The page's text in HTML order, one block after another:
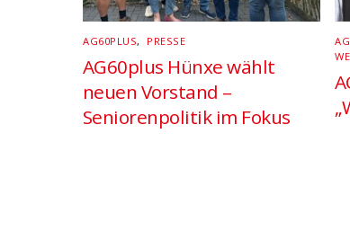
AG60PLUS, PRESSE
AG60plus Hünxe wählt
neuen Vorstand –
Seniorenpolitik im Fokus